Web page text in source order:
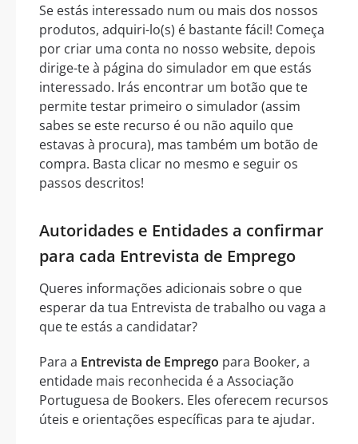
Se estás interessado num ou mais dos nossos
produtos, adquiri-lo(s) é bastante fácil! Começa
por criar uma conta no nosso website, depois
dirige-te à página do simulador em que estás
interessado. Irás encontrar um botão que te
permite testar primeiro o simulador (assim
sabes se este recurso é ou não aquilo que
estavas à procura), mas também um botão de
compra. Basta clicar no mesmo e seguir os
passos descritos!
Autoridades e Entidades a confirmar
para cada Entrevista de Emprego
Queres informações adicionais sobre o que
esperar da tua Entrevista de trabalho ou vaga a
que te estás a candidatar?
Para a Entrevista de Emprego para Booker, a
entidade mais reconhecida é a Associação
Portuguesa de Bookers. Eles oferecem recursos
úteis e orientações específicas para te ajudar.